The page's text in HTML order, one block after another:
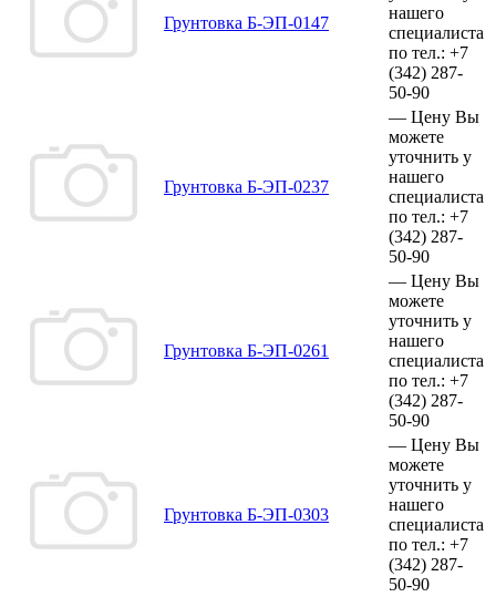
Грунтовка Б-ЭП-0147
нашего
специалиста
по тел.: +7
(342) 287-
50-90
Грунтовка Б-ЭП-0237
— Цену Вы
можете
уточнить у
нашего
специалиста
по тел.: +7
(342) 287-
50-90
Грунтовка Б-ЭП-0261
— Цену Вы
можете
уточнить у
нашего
специалиста
по тел.: +7
(342) 287-
50-90
Грунтовка Б-ЭП-0303
— Цену Вы
можете
уточнить у
нашего
специалиста
по тел.: +7
(342) 287-
50-90